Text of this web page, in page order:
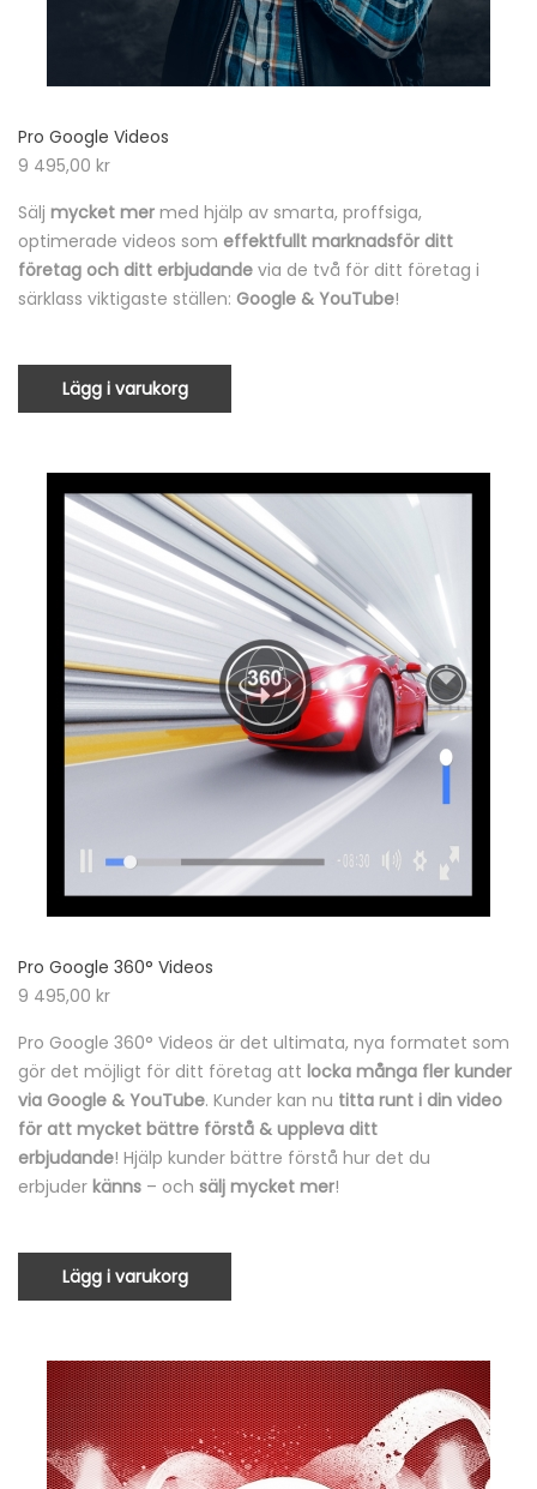
Pro Google Videos
9 495,00 kr
Sälj mycket mer med hjälp av smarta, proffsiga,
optimerade videos som effektfullt marknadsför ditt
företag och ditt erbjudande via de två för ditt företag i
särklass viktigaste ställen: Google & YouTube!
Lägg i varukorg
Pro Google 360° Videos
9 495,00 kr
Pro Google 360° Videos är det ultimata, nya formatet som
gör det möjligt för ditt företag att locka många fler kunder
via Google & YouTube. Kunder kan nu titta runt i din video
för att mycket bättre förstå & uppleva ditt
erbjudande! Hjälp kunder bättre förstå hur det du
erbjuder känns – och sälj mycket mer!
Lägg i varukorg